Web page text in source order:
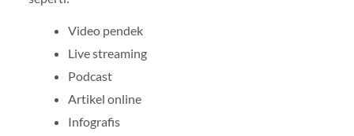
Video pendek
Live streaming
Podcast
Artikel online
Infografis